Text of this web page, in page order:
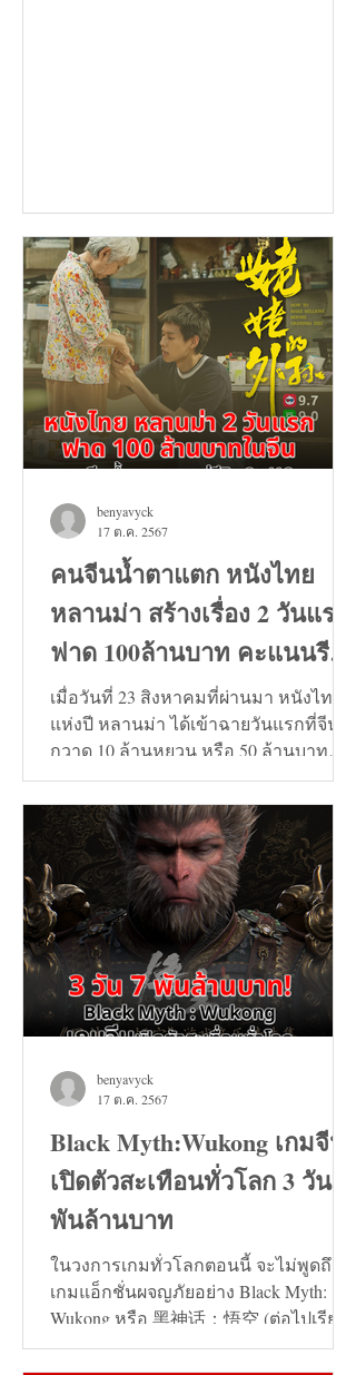
คนจีนน้ำตาแตก หนังไทย
หลานม่า สร้างเรื่อง 2 วันแรก
ฟาด 100ล้านบาท คะแนนรีวิว
9+
เมื่อวันที่ 23 สิงหาคมที่ผ่านมา หนังไทย
แห่งปี หลานม่า ได้เข้าฉายวันแรกที่จีน
กวาด 10 ล้านหยวน หรือ 50 ล้านบาท
และวันที่ 24 สิงหาคมทะลุ...
benyavyck
17 ต.ค. 2567
Black Myth:Wukong เกมจีน
เปิดตัวสะเทือนทั่วโลก 3 วัน 7
พันล้านบาท
ในวงการเกมทั่วโลกตอนนี้ จะไม่พูดถึง
เกมแอ็กชั่นผจญภัยอย่าง Black Myth:
Wukong หรือ 黑神话：悟空 (ต่อไปเรียก
ว่า เกมหงอคง) ไม่ได้เลย...
benyavyck
17 ต.ค. 2567